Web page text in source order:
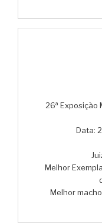
26ª Exposição
Data:
Melhor
Melhor